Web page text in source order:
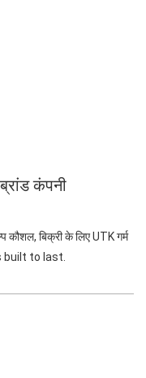
कंपनी
बिक्री के लिए UTK गर्म
built to last.